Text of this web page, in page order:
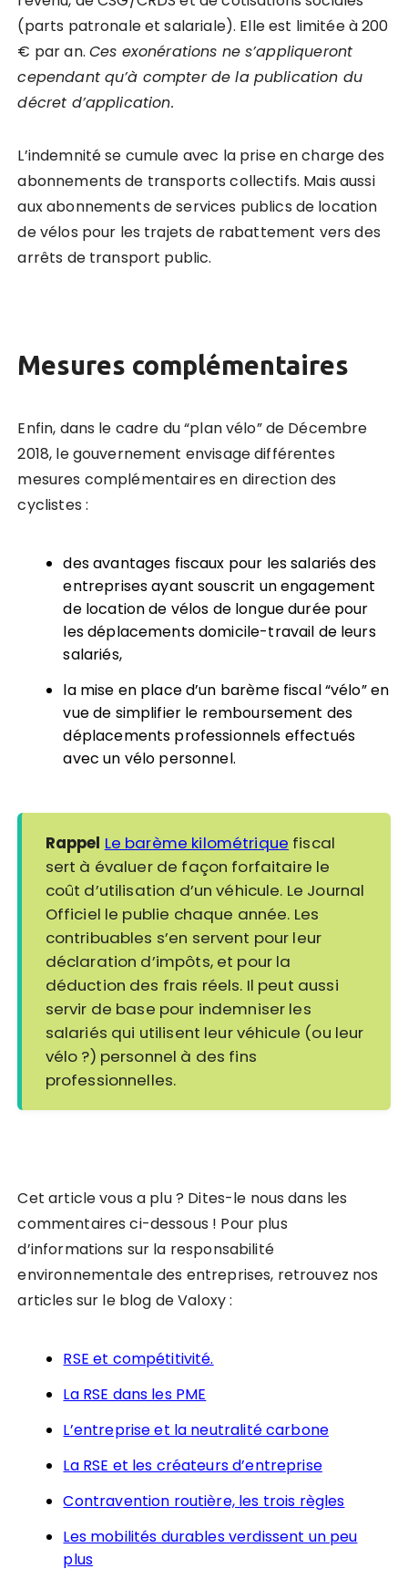
(parts patronale et salariale). Elle est limitée à 200
€ par an. Ces exonérations ne s’appliqueront
cependant qu’à compter de la publication du
décret d’application.
L’indemnité se cumule avec la prise en charge des
abonnements de transports collectifs. Mais aussi
aux abonnements de services publics de location
de vélos pour les trajets de rabattement vers des
arrêts de transport public.
Mesures complémentaires
Enfin, dans le cadre du “plan vélo” de Décembre
2018, le gouvernement envisage différentes
mesures complémentaires en direction des
cyclistes :
des avantages fiscaux pour les salariés des
entreprises ayant souscrit un engagement
de location de vélos de longue durée pour
les déplacements domicile-travail de leurs
salariés,
la mise en place d’un barème fiscal “vélo” en
vue de simplifier le remboursement des
déplacements professionnels effectués
avec un vélo personnel.
Rappel Le barème kilométrique fiscal
sert à évaluer de façon forfaitaire le
coût d’utilisation d’un véhicule. Le Journal
Officiel le publie chaque année. Les
contribuables s’en servent pour leur
déclaration d’impôts, et pour la
déduction des frais réels. Il peut aussi
servir de base pour indemniser les
salariés qui utilisent leur véhicule (ou leur
vélo ?) personnel à des fins
professionnelles.
Cet article vous a plu ? Dites-le nous dans les
commentaires ci-dessous ! Pour plus
d’informations sur la responsabilité
environnementale des entreprises, retrouvez nos
articles sur le blog de Valoxy :
RSE et compétitivité.
La RSE dans les PME
L’entreprise et la neutralité carbone
La RSE et les créateurs d’entreprise
Contravention routière, les trois règles
Les mobilités durables verdissent un peu
plus